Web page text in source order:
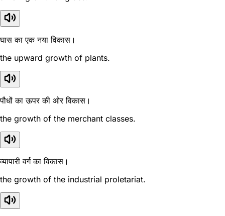
घास का एक नया विकास।
the upward growth of plants.
पौधों का ऊपर की ओर विकास।
the growth of the merchant classes.
व्यापारी वर्ग का विकास।
the growth of the industrial proletariat.